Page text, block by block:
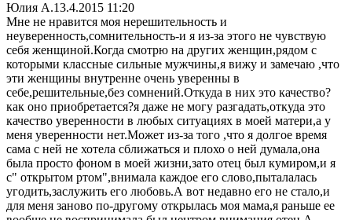
Юлия А.13.4.2015 11:20
Мне не нравится моя нерешительность и
неуверенность,сомнительность-и я из-за этого не чувствую
себя женщиной.Когда смотрю на других женщин,рядом с
которыми классные сильные мужчины,я вижу и замечаю ,что
эти женщины внутренне очень уверенны в
себе,решительные,без сомнений.Откуда в них это качество?
как оно приобретается?я даже не могу разгадать,откуда это
качество уверенности в любых ситуациях в моей матери,а у
меня уверенности нет.Может из-за того ,что я долгое время
сама с ней не хотела сближаться и плохо о ней думала,она
была просто фоном в моей жизни,зато отец был кумиром,и я
с" открытом ртом",внимала каждое его слово,пыталалась
угодить,заслужить его любовь.А вот недавно его не стало,и
для меня заново по-другому открылась моя мама,я раньше ее